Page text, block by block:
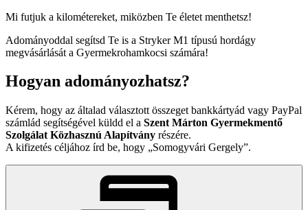
Mi futjuk a kilométereket, miközben Te életet menthetsz!
Adományoddal segítsd Te is a Stryker M1 típusú hordágy
megvásárlását a Gyermekrohamkocsi számára!
Hogyan adományozhatsz?
Kérem, hogy az általad választott összeget bankkártyád vagy PayPal
számlád segítségével küldd el a Szent Márton Gyermekmentő
Szolgálat Közhasznú Alapítvány részére.
A kifizetés céljához írd be, hogy
Somogyvári Gergely .